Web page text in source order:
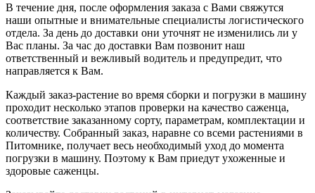
В течение дня, после оформления заказа с Вами свяжутся
наши опытные и внимательные специалисты логистического
отдела. За день до доставки они уточнят не изменились ли у
Вас планы. За час до доставки Вам позвонит наш
ответственный и вежливый водитель и предупредит, что
направляется к Вам.
Каждый заказ-растение во время сборки и погрузки в машину
проходит несколько этапов проверки на качество саженца,
соответствие заказанному сорту, параметрам, комплектации и
количеству. Собранный заказ, наравне со всеми растениями в
Питомнике, получает весь необходимый уход до момента
погрузки в машину. Поэтому к Вам приедут ухоженные и
здоровые саженцы.